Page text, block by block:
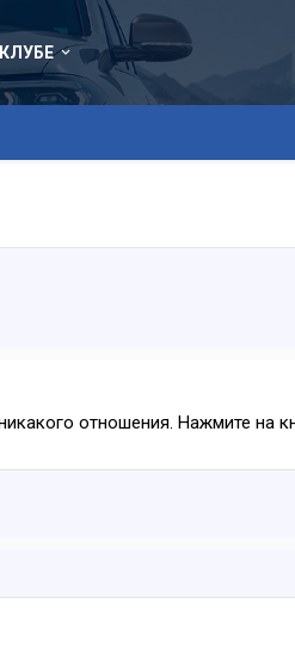
отношения. Нажмите на